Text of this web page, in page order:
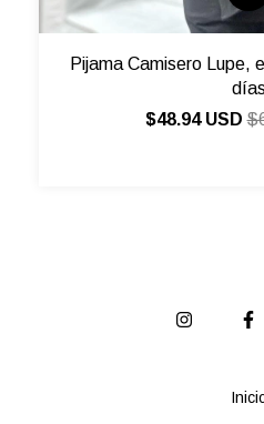
Pijama Camisero Lupe,
días
$48.94 USD